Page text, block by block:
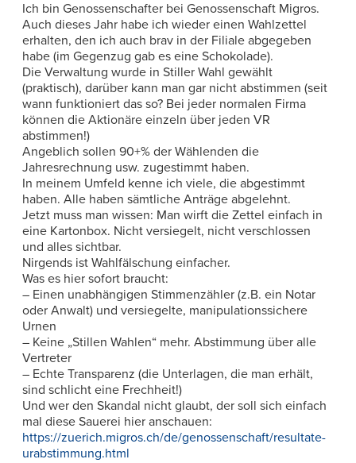
Ich bin Genossenschafter bei Genossenschaft Migros.
Auch dieses Jahr habe ich wieder einen Wahlzettel
erhalten, den ich auch brav in der Filiale abgegeben
habe (im Gegenzug gab es eine Schokolade).
Die Verwaltung wurde in Stiller Wahl gewählt
(praktisch), darüber kann man gar nicht abstimmen (seit
wann funktioniert das so? Bei jeder normalen Firma
können die Aktionäre einzeln über jeden VR
abstimmen!)
Angeblich sollen 90+% der Wählenden die
Jahresrechnung usw. zugestimmt haben.
In meinem Umfeld kenne ich viele, die abgestimmt
haben. Alle haben sämtliche Anträge abgelehnt.
Jetzt muss man wissen: Man wirft die Zettel einfach in
eine Kartonbox. Nicht versiegelt, nicht verschlossen
und alles sichtbar.
Nirgends ist Wahlfälschung einfacher.
Was es hier sofort braucht:
– Einen unabhängigen Stimmenzähler (z.B. ein Notar
oder Anwalt) und versiegelte, manipulationssichere
Urnen
– Keine „Stillen Wahlen“ mehr. Abstimmung über alle
Vertreter
– Echte Transparenz (die Unterlagen, die man erhält,
sind schlicht eine Frechheit!)
Und wer den Skandal nicht glaubt, der soll sich einfach
mal diese Sauerei hier anschauen:
https://zuerich.migros.ch/de/genossenschaft/resultate-
urabstimmung.html